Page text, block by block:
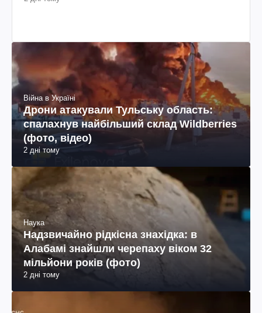
Війна в Україні
Дрони атакували Тульську область:
спалахнув найбільший склад Wildberries
(фото, відео)
2 дні тому
Наука
Надзвичайно рідкісна знахідка: в
Алабамі знайшли черепаху віком 32
мільйони років (фото)
2 дні тому